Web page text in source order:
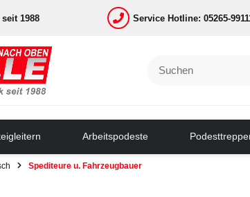
1988 Service Hotline: 05265-
Arbeitspodeste
Spediteure u. Fahrzeugbauer